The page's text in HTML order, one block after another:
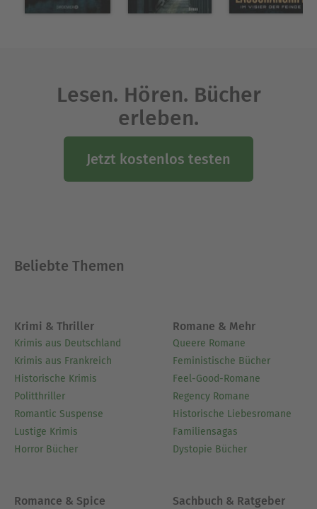
Lesen. Hören. Bücher
erleben.
Jetzt kostenlos testen
Beliebte Themen
Krimi & Thriller
Krimis aus Deutschland
Krimis aus Frankreich
Historische Krimis
Politthriller
Romantic Suspense
Lustige Krimis
Horror Bücher
Romane & Mehr
Queere Romane
Feministische Bücher
Feel-Good-Romane
Regency Romane
Historische Liebesromane
Familiensagas
Dystopie Bücher
Romance & Spice Sachbuch & Ratgeber